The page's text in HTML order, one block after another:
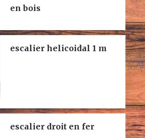
en bois
escalier helicoidal 1 m
escalier droit en fer